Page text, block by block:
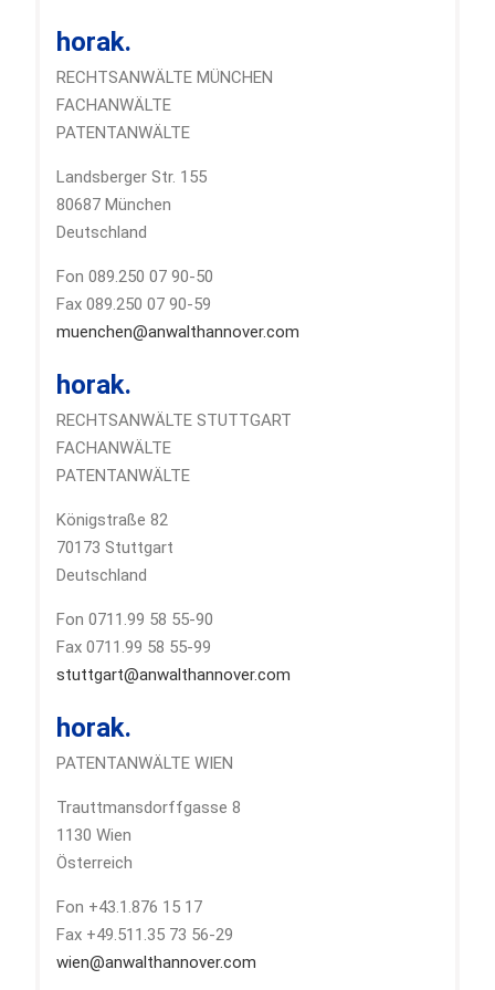
horak.
RECHTSANWÄLTE MÜNCHEN
FACHANWÄLTE
PATENTANWÄLTE
Landsberger Str. 155
80687 München
Deutschland
Fon 089.250 07 90-50
Fax 089.250 07 90-59
muenchen@anwalthannover.com
horak.
RECHTSANWÄLTE STUTTGART
FACHANWÄLTE
PATENTANWÄLTE
Königstraße 82
70173 Stuttgart
Deutschland
Fon 0711.99 58 55-90
Fax 0711.99 58 55-99
stuttgart@anwalthannover.com
horak.
PATENTANWÄLTE WIEN
Trauttmansdorffgasse 8
1130 Wien
Österreich
Fon +43.1.876 15 17
Fax +49.511.35 73 56-29
wien@anwalthannover.com